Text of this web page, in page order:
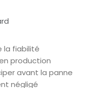
la fiabilité
production
avant la panne
négligé